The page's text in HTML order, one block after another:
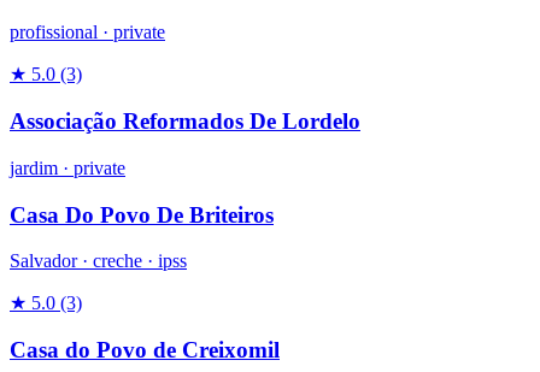
profissional · private
★ 5.0 (3)
Associação Reformados De Lordelo
jardim · private
Casa Do Povo De Briteiros
Salvador · creche · ipss
★ 5.0 (3)
Casa do Povo de Creixomil